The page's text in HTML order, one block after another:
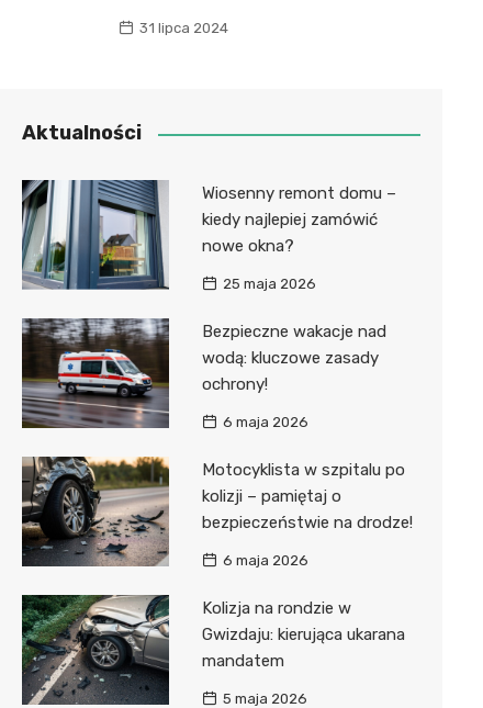
31 lipca 2024
Aktualności
Wiosenny remont domu –
kiedy najlepiej zamówić
nowe okna?
25 maja 2026
Bezpieczne wakacje nad
wodą: kluczowe zasady
ochrony!
6 maja 2026
Motocyklista w szpitalu po
kolizji – pamiętaj o
bezpieczeństwie na drodze!
6 maja 2026
Kolizja na rondzie w
Gwizdaju: kierująca ukarana
mandatem
5 maja 2026